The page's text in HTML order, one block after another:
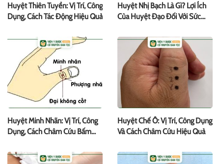
Huyệt Thiên Tuyền: Vị Trí, Công
Dụng, Cách Tác Động Hiệu Quả
Huyệt Nhị Bạch Là Gì? Lợi Ích
Của Huyệt Đạo Đối Với Sức
Huyệt Minh Nhãn: Vị Trí, Công
Dụng, Cách Châm Cứu Bấm
Huyệt Chế Ô: Vị Trí, Công Dụng
Và Cách Châm Cứu Hiệu Quả